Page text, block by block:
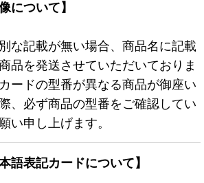
について】
な記載が無い場合、商品名に記載
品を発送させていただいておりま
ードの型番が異なる商品が御座い
、必ず商品の型番をご確認してい
い申し上げます。
語表記カードについて】